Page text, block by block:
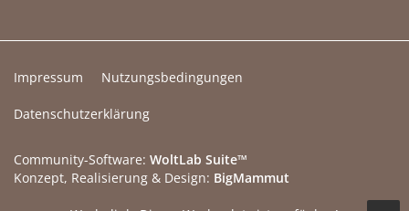
Impressum Nutzungsbedingungen
Datenschutzerklärung
Community-Software: WoltLab Suite™
Konzept, Realisierung & Design: BigMammut